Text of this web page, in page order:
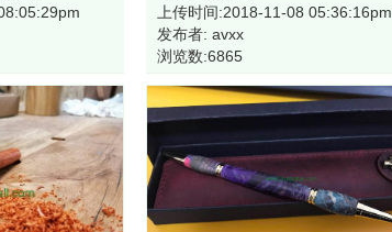
上传时间:2018-11-08 05:36:16pm
发布者: avxx
浏览数:6865